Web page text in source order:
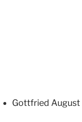
Gottfried August